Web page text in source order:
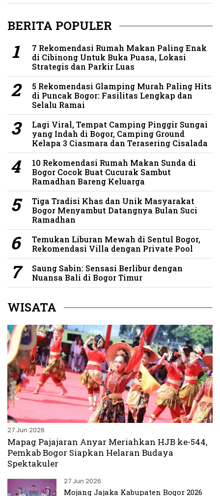
BERITA POPULER
7 Rekomendasi Rumah Makan Paling Enak
di Cibinong Untuk Buka Puasa, Lokasi
Strategis dan Parkir Luas
5 Rekomendasi Glamping Murah Paling Hits
di Puncak Bogor: Fasilitas Lengkap dan
Selalu Ramai
Lagi Viral, Tempat Camping Pinggir Sungai
yang Indah di Bogor, Camping Ground
Kelapa 3 Ciasmara dan Terasering Cisalada
10 Rekomendasi Rumah Makan Sunda di
Bogor Cocok Buat Cucurak Sambut
Ramadhan Bareng Keluarga
Tiga Tradisi Khas dan Unik Masyarakat
Bogor Menyambut Datangnya Bulan Suci
Ramadhan
Temukan Liburan Mewah di Sentul Bogor,
Rekomendasi Villa dengan Private Pool
Saung Sabin: Sensasi Berlibur dengan
Nuansa Bali di Bogor Timur
WISATA
27 Jun 2026
Mapag Pajajaran Anyar Meriahkan HJB ke-544,
Pemkab Bogor Siapkan Helaran Budaya
Spektakuler
27 Jun 2026
Mojang Jajaka Kabupaten Bogor 2026